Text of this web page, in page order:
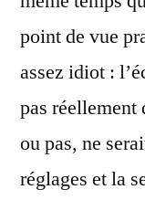
point de vue
assez idiot :
pas réellement
ou pas, ne
réglages et la